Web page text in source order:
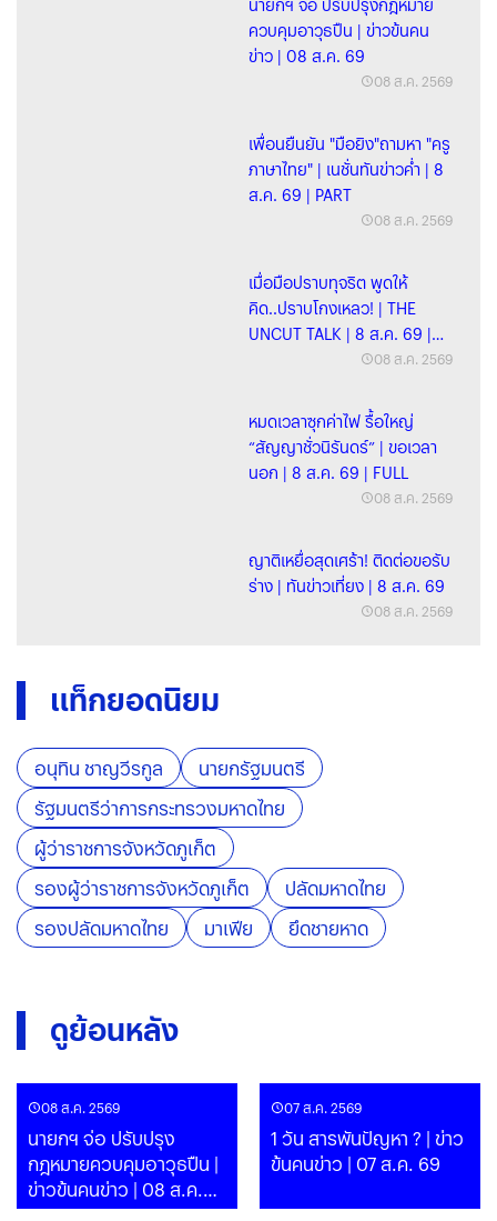
นายกฯ จ่อ ปรับปรุงกฎหมาย
ควบคุมอาวุธปืน | ข่าวข้นคน
ข่าว | 08 ส.ค. 69
08 ส.ค. 2569
เพื่อนยืนยัน "มือยิง"ถามหา "ครู
ภาษาไทย" | เนชั่นทันข่าวค่ำ | 8
ส.ค. 69 | PART
08 ส.ค. 2569
เมื่อมือปราบทุจริต พูดให้
คิด..ปราบโกงเหลว! | THE
UNCUT TALK | 8 ส.ค. 69 |
08 ส.ค. 2569
หมดเวลาซุกค่าไฟ รื้อใหญ่
“สัญญาชั่วนิรันดร์” | ขอเวลา
นอก | 8 ส.ค. 69 | FULL
08 ส.ค. 2569
ญาติเหยื่อสุดเศร้า! ติดต่อขอรับ
ร่าง | ทันข่าวเที่ยง | 8 ส.ค. 69
08 ส.ค. 2569
แท็กยอดนิยม
อนุทิน ชาญวีรกูล
นายกรัฐมนตรี
รัฐมนตรีว่าการกระทรวงมหาดไทย
ผู้ว่าราชการจังหวัดภูเก็ต
รองผู้ว่าราชการจังหวัดภูเก็ต
ปลัดมหาดไทย
รองปลัดมหาดไทย
มาเฟีย ยึดชายหาด
ดูย้อนหลัง
08 ส.ค. 2569
นายกฯ จ่อ ปรับปรุง
กฎหมายควบคุมอาวุธปืน |
ข่าวข้นคนข่าว | 08 ส.ค.
69
07 ส.ค. 2569
1 วัน สารพันปัญหา ? | ข่าว
ข้นคนข่าว | 07 ส.ค. 69